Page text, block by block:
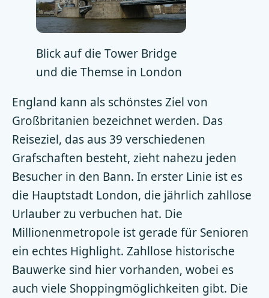
Blick auf die Tower Bridge
und die Themse in London
England kann als schönstes Ziel von
Großbritanien bezeichnet werden. Das
Reiseziel, das aus 39 verschiedenen
Grafschaften besteht, zieht nahezu jeden
Besucher in den Bann. In erster Linie ist es
die Hauptstadt London, die jährlich zahllose
Urlauber zu verbuchen hat. Die
Millionenmetropole ist gerade für Senioren
ein echtes Highlight. Zahllose historische
Bauwerke sind hier vorhanden, wobei es
auch viele Shoppingmöglichkeiten gibt. Die